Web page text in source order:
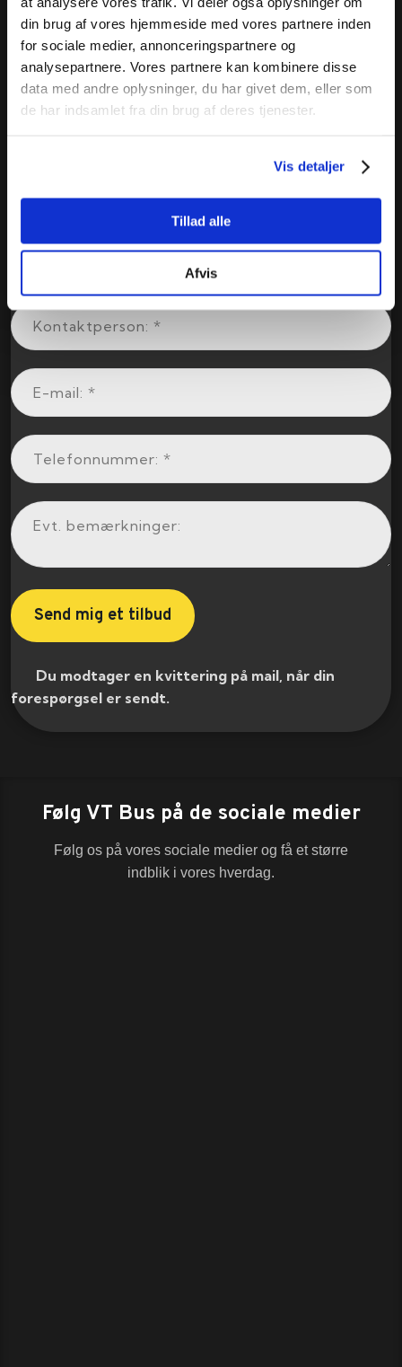
din brug af vores hjemmeside med vores partnere inden
for sociale medier, annonceringspartnere og
analysepartnere. Vores partnere kan kombinere disse
data med andre oplysninger, du har givet dem, eller som
de har indsamlet fra din brug af deres tjenester.
Vis detaljer
Tillad alle
Afvis
​ Du modtager en kvittering på mail, når din
forespørgsel er sendt.​
Følg VT Bus på de sociale medier
Følg os på vores sociale medier og få et større
indblik i vores hverdag.